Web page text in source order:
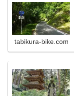
tabikura-bike.com